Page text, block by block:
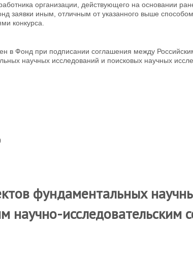
организации, действующего на основании
заявки иным, отличным от указанного выше
конкурса.
в Фонд при подписании соглашения между
научных исследований и поисковых научных
фундаментальных
исследовательским